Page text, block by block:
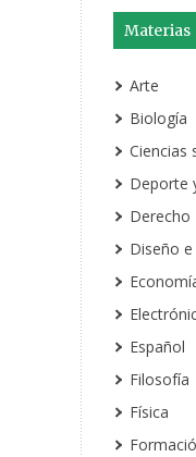
Materias
Arte
Biología
Ciencias
Deporte
Derecho
Diseño
Español
Filosofía
Física